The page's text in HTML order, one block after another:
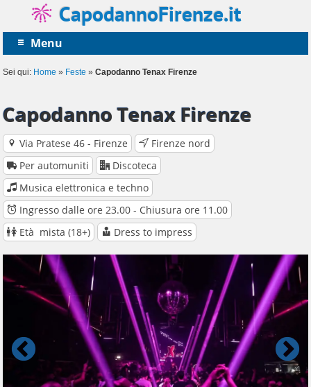
CapodannoFirenze.it
Menu
Sei qui: Home » Feste »Capodanno Tenax Firenze
Capodanno Tenax Firenze
Via Pratese 46 - Firenze
Firenze nord
Per automuniti
Discoteca
Musica elettronica e techno
Ingresso dalle ore 23.00 - Chiusura ore 11.00
Età mista (18+)
Dress to impress